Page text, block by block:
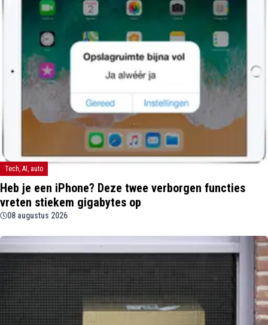
Tech, AI, auto
Heb je een iPhone? Deze twee verborgen functies
vreten stiekem gigabytes op
08 augustus 2026